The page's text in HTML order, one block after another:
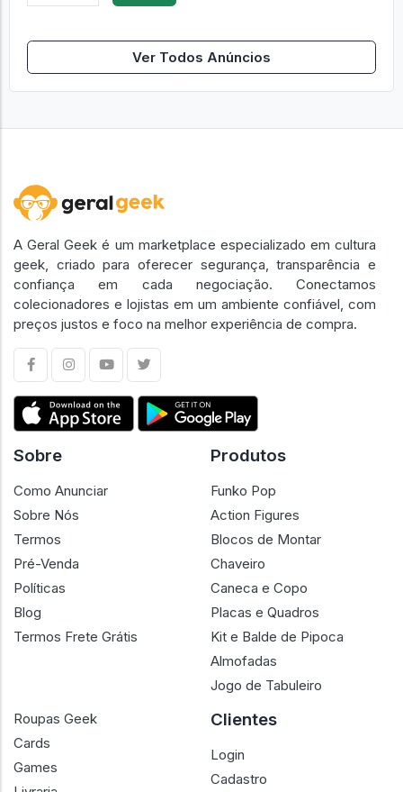
Ver Todos Anúncios
A Geral Geek é um marketplace especializado em cultura
geek, criado para oferecer segurança, transparência e
confiança em cada negociação. Conectamos
colecionadores e lojistas em um ambiente confiável, com
preços justos e foco na melhor experiência de compra.
Sobre
Como Anunciar
Sobre Nós
Termos
Pré-Venda
Políticas
Blog
Termos Frete Grátis
Produtos
Funko Pop
Action Figures
Blocos de Montar
Chaveiro
Caneca e Copo
Placas e Quadros
Kit e Balde de Pipoca
Almofadas
Jogo de Tabuleiro
Roupas Geek
Cards
Games
Clientes
Login
Cadastro